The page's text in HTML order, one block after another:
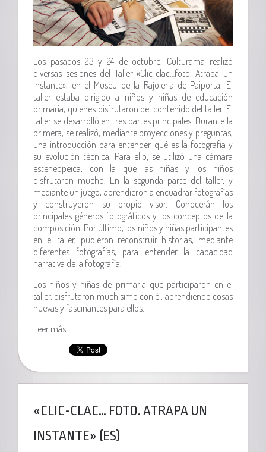
Los pasados 23 y 24 de octubre, Culturama realizó
diversas sesiones del Taller «Clic-clac…foto. Atrapa un
instante», en el Museu de la Rajoleria de Paiporta. El
taller estaba dirigido a niños y niñas de educación
primaria, quienes disfrutaron del contenido del taller. El
taller se desarrolló en tres partes principales. Durante la
primera, se realizó, mediante proyecciones y preguntas,
una introducción para entender qué es la fotografía y
su evolución técnica. Para ello, se utilizó una cámara
esteneopeica, con la que las niñas y los niños
disfrutaron mucho. En la segunda parte del taller, y
mediante un juego, aprendieron a encuadrar fotografías
y construyeron su propio visor. Conocerán los
principales géneros fotográficos y los conceptos de la
composición. Por último, los niños y niñas participantes
en el taller, pudieron reconstruir historias, mediante
diferentes fotografías, para entender la capacidad
narrativa de la fotografía.
Los niños y niñas de primaria que participaron en el
taller, disfrutaron muchisimo con él, aprendiendo cosas
nuevas y fascinantes para ellos.
Leer más
«CLIC-CLAC… FOTO. ATRAPA UN
INSTANTE» (ES)